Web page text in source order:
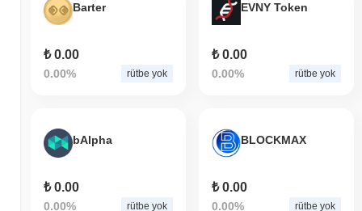
Barter
₺ 0.00
0.00% rütbe yok
EVNY Token
₺ 0.00
0.00% rütbe yok
bAlpha
₺ 0.00
0.00% rütbe yok
BLOCKMAX
₺ 0.00
0.00% rütbe yok